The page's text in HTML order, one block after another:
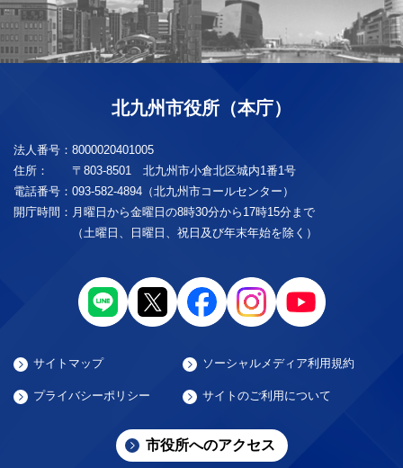
北九州市役所（本庁）
法人番号： 8000020401005
住所：
〒803-8501 北九州市小倉北区城内1番1号
電話番号： 093-582-4894（北九州市コールセンター）
開庁時間： 月曜日から金曜日の8時30分から17時15分まで
（土曜日、日曜日、祝日及び年末年始を除く）
サイトマップ ソーシャルメディア利用規約
プライバシーポリシー サイトのご利用について
市役所へのアクセス